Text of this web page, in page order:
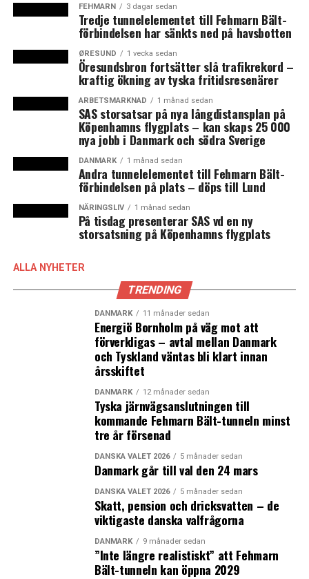
Under måndagengav den svenska regeringen
besked om att staten tar över ansvaret för
sjuklöneutbetalningar under april och maj. I
normalfallet betalar arbetsgivare sjuklön under
sjukdomens första två veckor, men de undantas
nu från detta för att inte företag med sjuka
anställda ska sättas under ytterligare press.
Sedan tidigare har även karensdagen, det vill säga
att anställda under första sjukdomsdagen inte
får någon ersättning, slopats.
Företagens arbetsgivaravgifter, preliminärskatt
på lön och mervärdesskatter kan nu skjutas upp i
som mest 12 månader.Regeringen har gett
näringslivet anstånd,för att deras likviditet ska
Korttidspermitteringhar införts, vilket innebär
att företag och anställda kan komma överens om
att arbetstiden under en period minskas, för att
undvika uppsägningar när företagens lönsamhet
drabbas under Coronakrisen. Stat, arbetsgivare
och arbetstagare delar på kostnaden för
arbetstidsförkortningen. Korttidspermitteringen
började att gälla 16 mars.
Kostnaden för regeringens stödpaket uppskattas till
300 miljarder kronor, skriver regeringen i ett
pressmeddelande. (News Øresund)
Sveriges statsminister Stefan Löfven håller tal till
nationen söndag kväll
Resor in och ut ur storstäder ska undvikas i Sverige
FEHMARN 3 dagar sedan
Tredje tunnelelementet till Fehmarn Bält-
förbindelsen har sänkts ned på havsbotten
ØRESUND 1 vecka sedan
Öresundsbron fortsätter slå trafikrekord –
kraftig ökning av tyska fritidsresenärer
ARBETSMARKNAD 1 månad sedan
SAS storsatsar på nya långdistansplan på
Köpenhamns flygplats – kan skaps 25 000
nya jobb i Danmark och södra Sverige
DANMARK 1 månad sedan
Andra tunnelelementet till Fehmarn Bält-
förbindelsen på plats – döps till Lund
NÄRINGSLIV 1 månad sedan
På tisdag presenterar SAS vd en ny
storsatsning på Köpenhamns flygplats
ALLA NYHETER
TRENDING
DANMARK 11 månader sedan
Energiö Bornholm på väg mot att
förverkligas – avtal mellan Danmark
och Tyskland väntas bli klart innan
årsskiftet
DANMARK 12 månader sedan
Tyska järnvägsanslutningen till
kommande Fehmarn Bält-tunneln minst
tre år försenad
DANSKA VALET 2026 5 månader sedan
Danmark går till val den 24 mars
DANSKA VALET 2026 5 månader sedan
Skatt, pension och dricksvatten – de
viktigaste danska valfrågorna
DANMARK 9 månader sedan
”Inte längre realistiskt” att Fehmarn
Bält-tunneln kan öppna 2029